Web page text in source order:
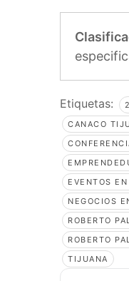
Etiquetas:
CANACO
EVENTOS
NEGOCIOS
ROBERTO
ROBERTO
TIJUANA